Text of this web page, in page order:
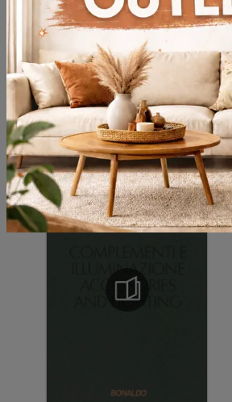
Kataloglara göz
Bilgileri kabul ediyorummahremiyet
Göndermek